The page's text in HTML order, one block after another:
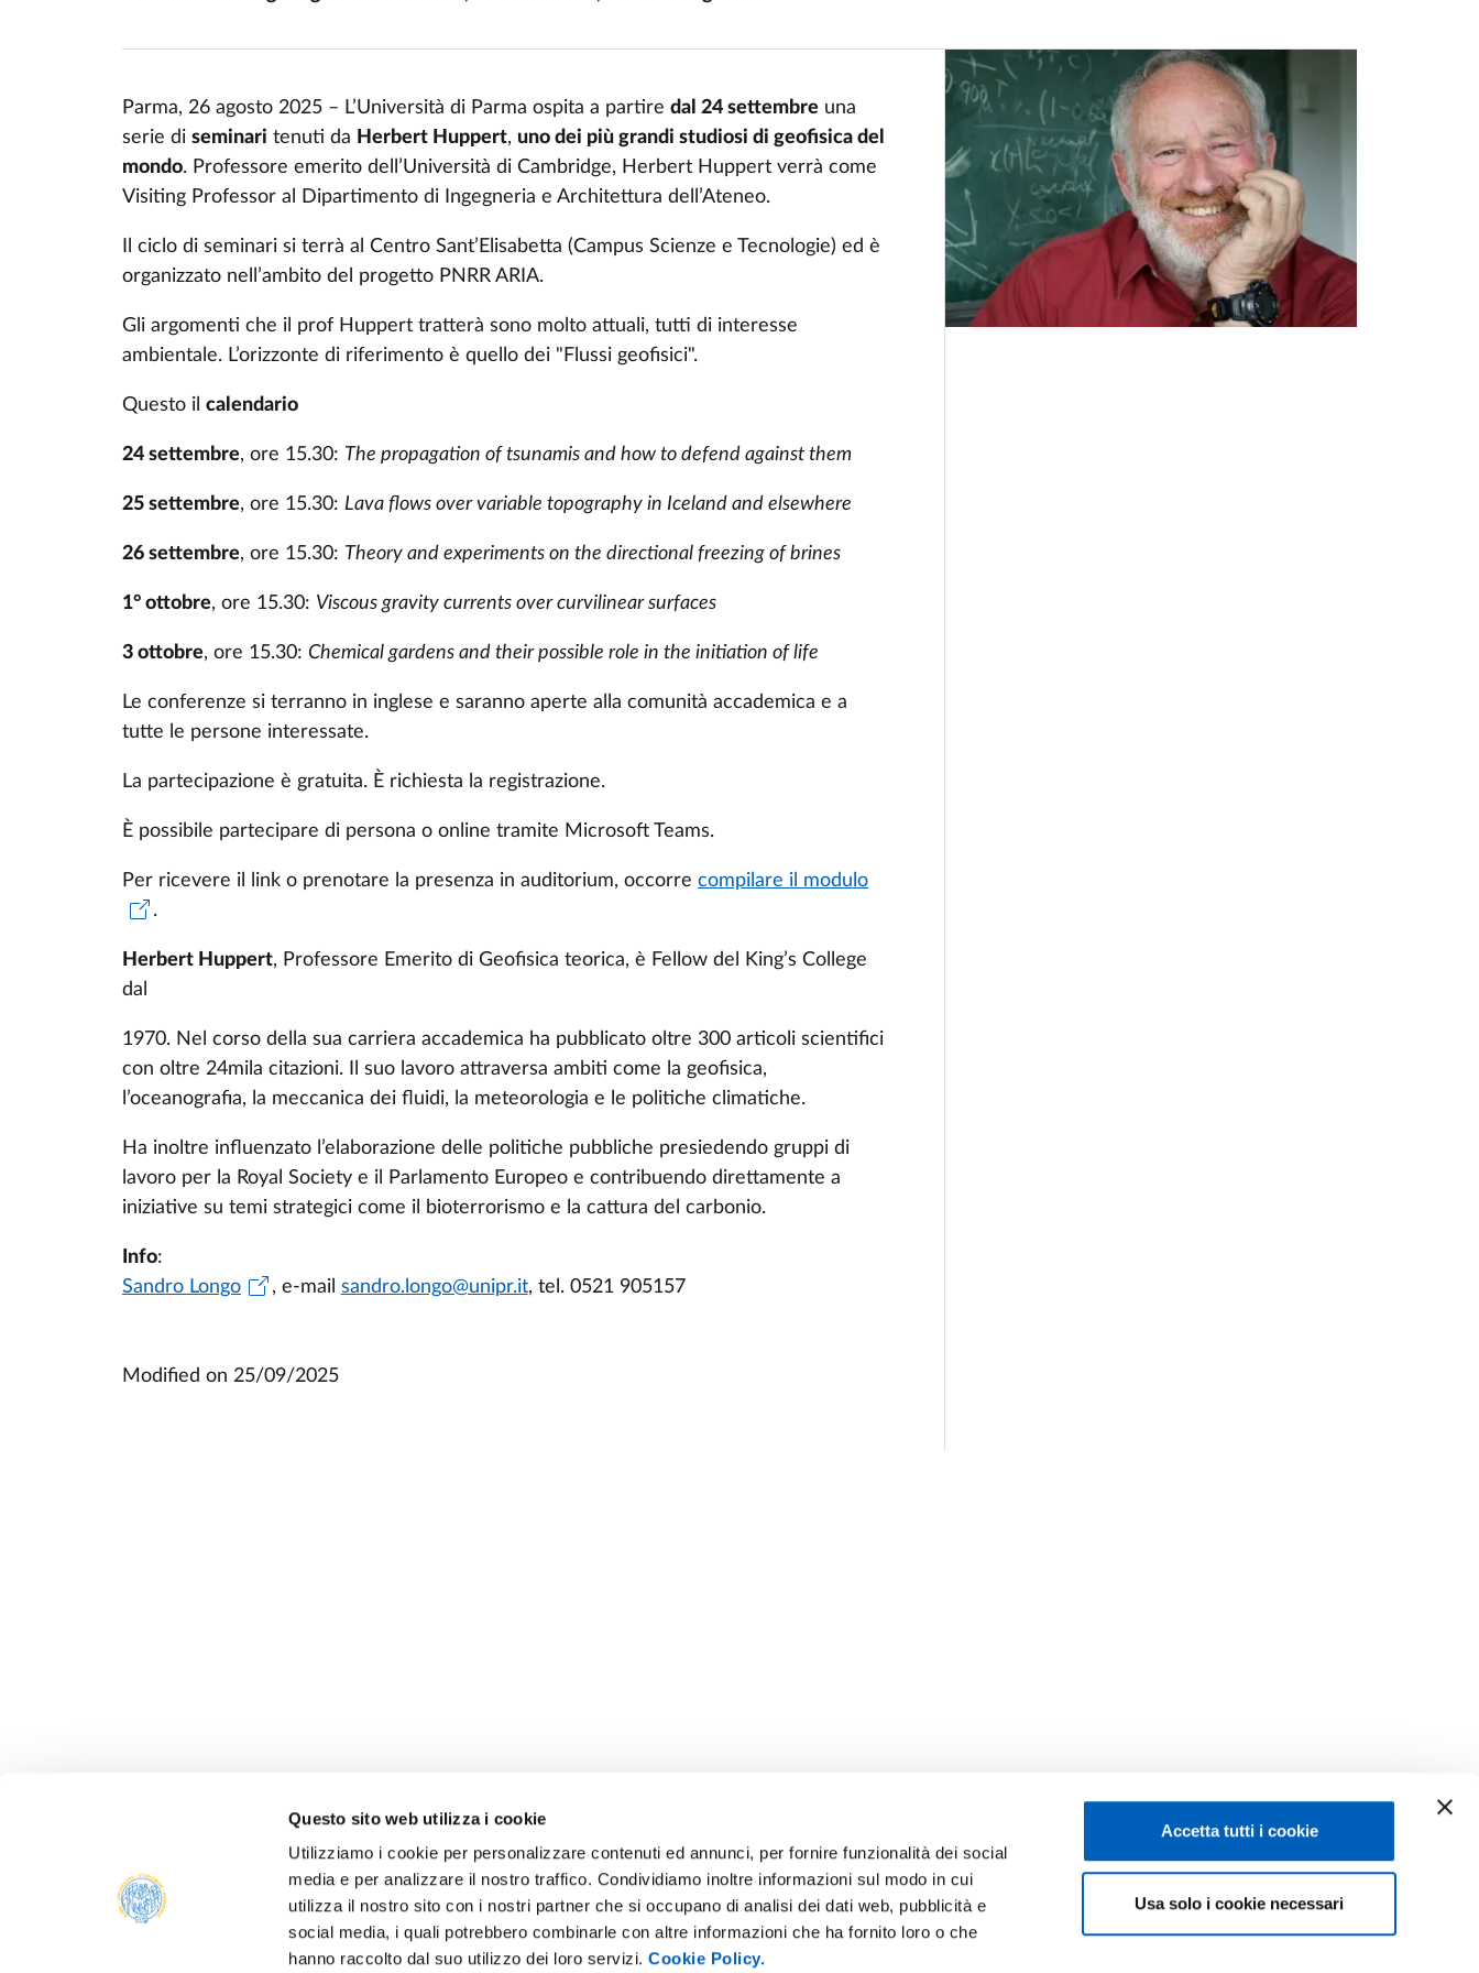
Questo sito web utilizza i cookie
Utilizziamo i cookie per personalizzare contenuti ed annunci, per fornire funzionalità dei social
media e per analizzare il nostro traffico. Condividiamo inoltre informazioni sul modo in cui
utilizza il nostro sito con i nostri partner che si occupano di analisi dei dati web, pubblicità e
social media, i quali potrebbero combinarle con altre informazioni che ha fornito loro o che
hanno raccolto dal suo utilizzo dei loro servizi.Cookie Policy.
Accetta tutti i cookie
Usa solo i cookie necessari
Parma, 26 agosto 2025 – L’Università di Parma ospita a partire dal 24 settembre una
serie di seminari tenuti da Herbert Huppert, uno dei più grandi studiosi di geofisica del
mondo. Professore emerito dell’Università di Cambridge, Herbert Huppert verrà come
Visiting Professor al Dipartimento di Ingegneria e Architettura dell’Ateneo.
Il ciclo di seminari si terrà al Centro Sant’Elisabetta (Campus Scienze e Tecnologie) ed è
organizzato nell’ambito del progetto PNRR ARIA.
Gli argomenti che il prof Huppert tratterà sono molto attuali, tutti di interesse
ambientale. L’orizzonte di riferimento è quello dei "Flussi geofisici".
Questo il calendario
24 settembre, ore 15.30: The propagation of tsunamis and how to defend against them
25 settembre, ore 15.30: Lava flows over variable topography in Iceland and elsewhere
26 settembre, ore 15.30: Theory and experiments on the directional freezing of brines
1° ottobre, ore 15.30: Viscous gravity currents over curvilinear surfaces
3 ottobre, ore 15.30: Chemical gardens and their possible role in the initiation of life
Le conferenze si terranno in inglese e saranno aperte alla comunità accademica e a
tutte le persone interessate.
La partecipazione è gratuita. È richiesta la registrazione.
È possibile partecipare di persona o online tramite Microsoft Teams.
Per ricevere il link o prenotare la presenza in auditorium, occorre compilare il modulo
.
Herbert Huppert, Professore Emerito di Geofisica teorica, è Fellow del King’s College
dal
1970. Nel corso della sua carriera accademica ha pubblicato oltre 300 articoli scientifici
con oltre 24mila citazioni. Il suo lavoro attraversa ambiti come la geofisica,
l’oceanografia, la meccanica dei fluidi, la meteorologia e le politiche climatiche.
Ha inoltre influenzato l’elaborazione delle politiche pubbliche presiedendo gruppi di
lavoro per la Royal Society e il Parlamento Europeo e contribuendo direttamente a
iniziative su temi strategici come il bioterrorismo e la cattura del carbonio.
Info:
Sandro Longo
, e-mail sandro.longo@unipr.it, tel. 0521 905157
Modified on 25/09/2025
ALUMNI E AMICI DELL’UNIVERSITÀ DI
PARMA
STAFF
DATA PROTECTION - PRIVACY
Facebook Linkedin